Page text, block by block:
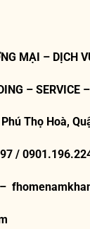
MẠI – DỊCH
– SERVICE
Thọ Hoà,
/